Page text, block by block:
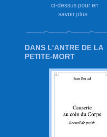
ci-dessus pour en
savoir plus...
DANS L'ANTRE DE LA
PETITE-MORT